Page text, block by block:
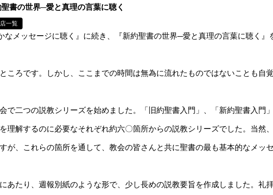
聖書の世界─愛と真理の言葉に聴く
一覧
なメッセージに聴く』に続き、『新約聖書の世界─愛と真理の言葉に聴く』
ころです。しかし、ここまでの時間は無為に流れたものではないことも自
で二つの説教シリーズを始めました。「旧約聖書入門」、「新約聖書入門
理解するのに必要なそれぞれ約六〇箇所からの説教シリーズでした。当然
が、これらの箇所を通して、教会の皆さんと共に聖書の最も基本的なメッ
あたり、週報別紙のような形で、少し長めの説教要旨を作成しました。礼